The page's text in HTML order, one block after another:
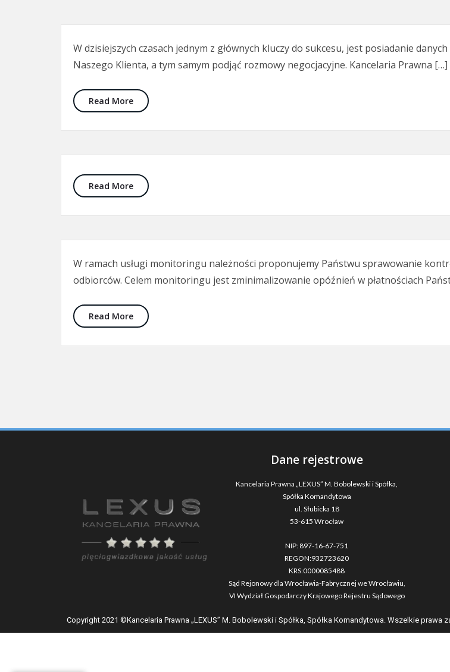
W dzisiejszych czasach jednym z głównych kluczy do sukcesu, jest posiadanie
Naszego Klienta, a tym samym podjąć rozmowy negocjacyjne. Kancelaria Prawna […]
Read More
Read More
W ramach usługi monitoringu należności proponujemy Państwu sprawowanie
odbiorców. Celem monitoringu jest zminimalizowanie opóźnień w płatnościach
Read More
Dane rejestrowe
Kancelaria Prawna „LEXUS” M. Bobolewski i Spółka,
Spółka Komandytowa
ul. Słubicka 18
53-615 Wrocław
NIP: 897-16-67-751
REGON:932723620
KRS:0000085488
Sąd Rejonowy dla Wrocławia-Fabrycznej we Wrocławiu,
VI Wydział Gospodarczy Krajowego Rejestru Sądowego
Copyright 2021 ©Kancelaria Prawna „LEXUS” M. Bobolewski i Spółka, Spółka Komandytowa. Wszelkie prawa